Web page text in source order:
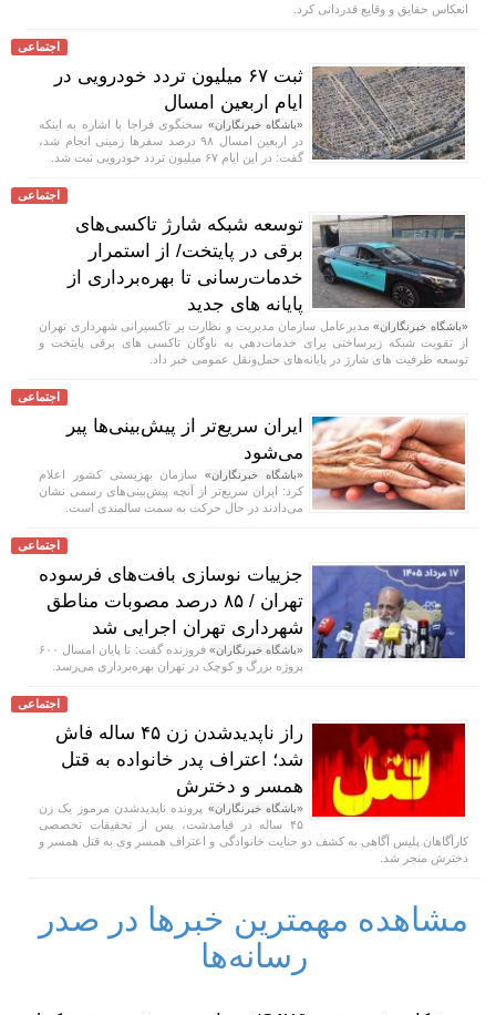
انعکاس حقایق و وقایع قدردانی کرد.
اجتماعی
ثبت ۶۷ میلیون تردد خودرویی در
ایام اربعین امسال
«باشگاه خبرنگاران» سخنگوی فراجا با اشاره به اینکه
در اربعین امسال ۹۸ درصد سفر‌ها زمینی انجام شد،
گفت: در این ایام ۶۷ میلیون تردد خودرویی ثبت شد.
اجتماعی
توسعه شبکه شارژ تاکسی‌های
برقی در پایتخت/ از استمرار
خدمات‌رسانی تا بهره‌برداری از
پایانه‌ های جدید
«باشگاه خبرنگاران»مدیرعامل سازمان مدیریت و نظارت بر تاکسیرانی شهرداری تهران
از تقویت شبکه زیرساختی برای خدمات‌دهی به ناوگان تاکسی‌ های برقی پایتخت و
توسعه ظرفیت‌ های شارژ در پایانه‌های حمل‌ونقل عمومی خبر داد.
اجتماعی
ایران سریع‌تر از پیش‌بینی‌ها پیر
می‌شود
«باشگاه خبرنگاران»سازمان بهزیستی کشور اعلام
کرد: ایران سریع‌تر از آنچه پیش‌بینی‌های رسمی نشان
می‌دادند در حال حرکت به سمت سالمندی است.
اجتماعی
جزییات نوسازی بافت‌های فرسوده
تهران / ۸۵ درصد مصوبات مناطق
شهرداری تهران اجرایی شد
«باشگاه خبرنگاران»
فروزنده گفت: تا پایان امسال ۶۰۰
پروژه بزرگ و کوچک در تهران بهره‌برداری می‌رسد.
اجتماعی
راز ناپدیدشدن زن ۴۵ ساله فاش
شد؛ اعتراف پدر خانواده به قتل
همسر و دخترش
«باشگاه خبرنگاران» پرونده ناپدیدشدن مرموز یک زن
۴۵ ساله در قیامدشت، پس از تحقیقات تخصصی
کارآگاهان پلیس آگاهی به کشف دو جنایت خانوادگی و اعتراف همسر وی به قتل همسر و
دخترش منجر شد.
مشاهده مهمترین خبرها در صدر
رسانه‌ها